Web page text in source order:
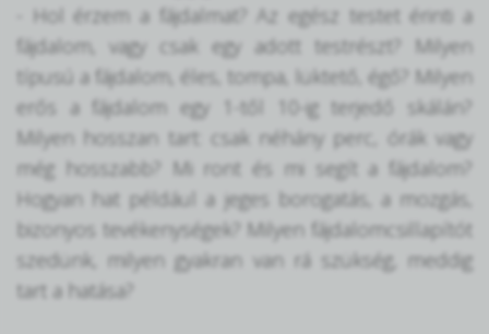
- Hol érzem a fájdalmat? Az egész testet érinti a
fájdalom, vagy csak egy adott testrészt? Milyen
típusú a fájdalom, éles, tompa, lüktető, égő? Milyen
erős a fájdalom egy 1-től 10-ig terjedő skálán?
Milyen hosszan tart: csak néhány perc, órák vagy
még hosszabb? Mi ront és mi segít a fájdalom?
Hogyan hat például a jeges borogatás, a mozgás,
bizonyos tevékenységek? Milyen fájdalomcsillapítót
szedünk, milyen gyakran van rá szükség, meddig
tart a hatása?